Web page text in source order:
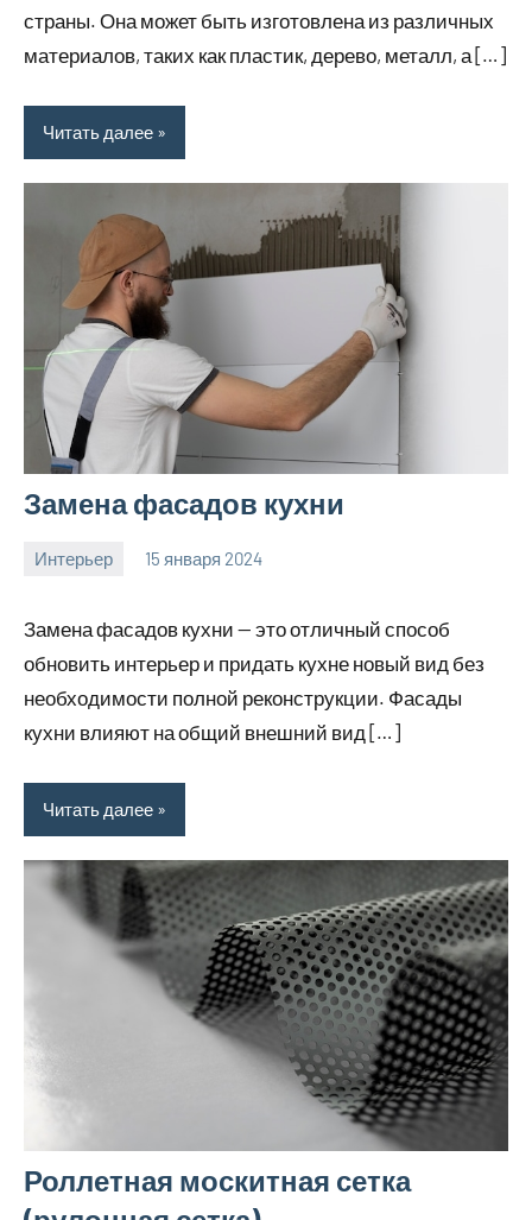
страны. Она может быть изготовлена из различных
материалов, таких как пластик, дерево, металл, а […]
Читать далее
Замена фасадов кухни
Интерьер 15 января 2024
Замена фасадов кухни — это отличный способ
обновить интерьер и придать кухне новый вид без
необходимости полной реконструкции. Фасады
кухни влияют на общий внешний вид […]
Читать далее
Роллетная москитная сетка